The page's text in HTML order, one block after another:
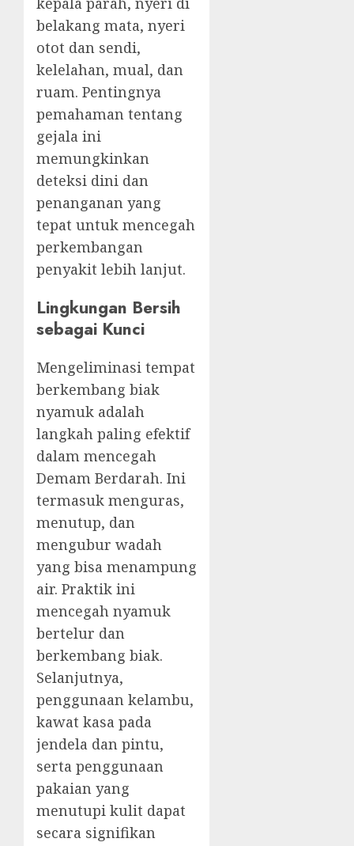
belakang mata, nyeri
otot dan sendi,
kelelahan, mual, dan
ruam. Pentingnya
pemahaman tentang
gejala ini
memungkinkan
deteksi dini dan
penanganan yang
tepat untuk mencegah
perkembangan
penyakit lebih lanjut.
Lingkungan Bersih
sebagai Kunci
Mengeliminasi tempat
berkembang biak
nyamuk adalah
langkah paling efektif
dalam mencegah
Demam Berdarah. Ini
termasuk menguras,
menutup, dan
mengubur wadah
yang bisa menampung
air. Praktik ini
mencegah nyamuk
bertelur dan
berkembang biak.
Selanjutnya,
penggunaan kelambu,
kawat kasa pada
jendela dan pintu,
serta penggunaan
pakaian yang
menutupi kulit dapat
secara signifikan